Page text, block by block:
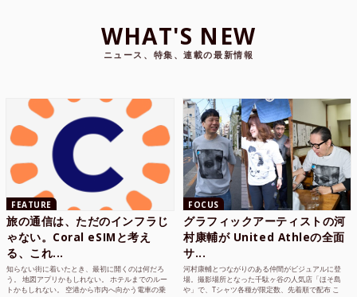
WHAT'S NEW
ニュース、特集、連載の最新情報
FEATURE
旅の通信は、ただのインフラじ
ゃない。Coral eSIMと考え
る、これ...
知らない街に着いたとき、最初に開くのは何だろ
う。 地図アプリかもしれない。 ホテルまでのルー
トかもしれない。 空港から市内へ向かう電車の乗
FOCUS
グラフィックアーティストの河
村康輔が United Athleの全面
サ...
河村康輔とつながりのある仲間がビジュアルに登
場。撮影場所となった千駄ヶ谷の人気店「ほそ島
や」で、Tシャツ各種が限定数、先着順で配布 こ